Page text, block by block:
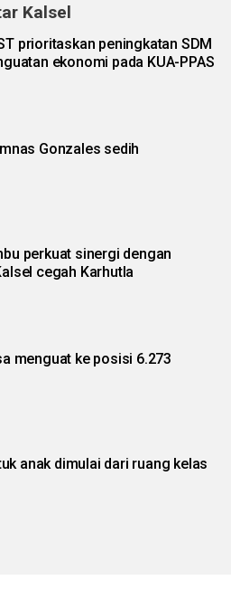
Kalsel
prioritaskan peningkatan SDM
ekonomi pada KUA-PPAS
Gonzales sedih
perkuat sinergi dengan
cegah Karhutla
menguat ke posisi 6.273
anak dimulai dari ruang kelas